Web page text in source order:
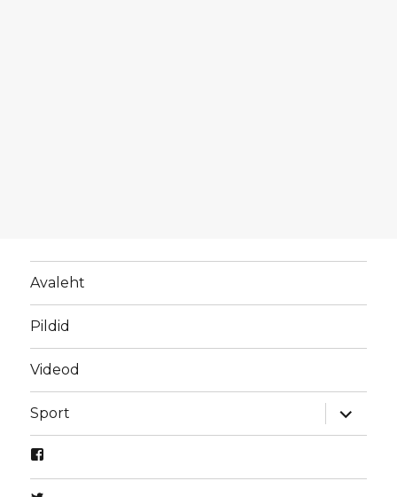
Avaleht
Pildid
Videod
Sport
laienda